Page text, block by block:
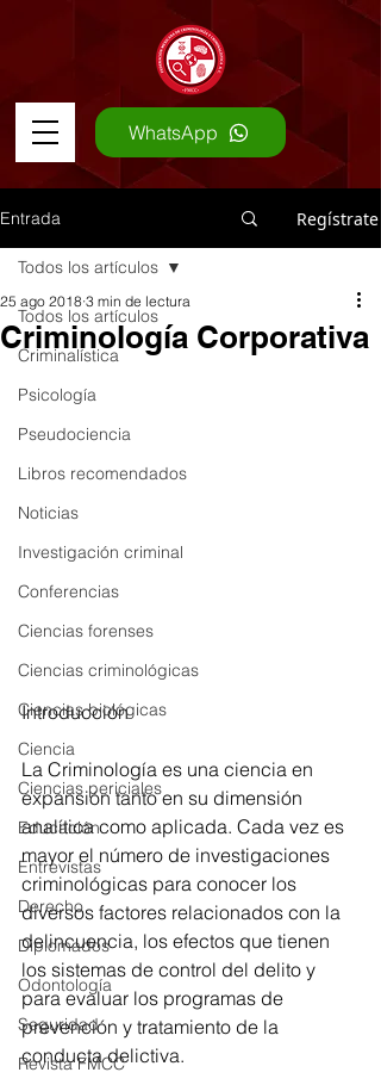
WhatsApp
Entrada Regístrate
Todos los artículos
Criminalística
Psicología
Pseudociencia
Libros recomendados
Noticias
Investigación criminal
Conferencias
Ciencias forenses
Ciencias criminológicas
Ciencias biológicas
Ciencia
Ciencias periciales
Educación
Entrevistas
Derecho
Diplomados
Odontología
Seguridad
Revista FMCC
Todos los artículos
Criminología Corporativa
25 ago 2018 3 min de lectura
Introducción
La Criminología es una ciencia en
expansión tanto en su dimensión
analítica como aplicada. Cada vez es
mayor el número de investigaciones
criminológicas para conocer los
diversos factores relacionados con la
delincuencia, los efectos que tienen
los sistemas de control del delito y
para evaluar los programas de
prevención y tratamiento de la
conducta delictiva.